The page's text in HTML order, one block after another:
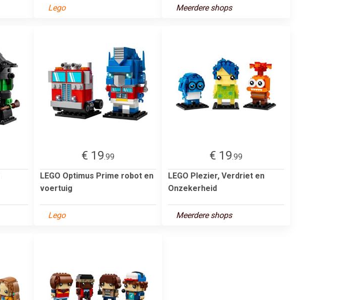
Lego Meerdere shops
€ 19.99
LEGO Optimus Prime robot en
voertuig
Lego
€ 19.99
LEGO Plezier, Verdriet en
Onzekerheid
Meerdere shops